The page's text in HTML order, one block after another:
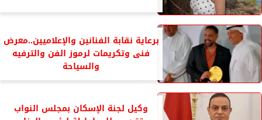
برعاية نقابة الفنانين والإعلاميين..معرض
فنى وتكريمات لرموز الفن والترفيه
والسياحة
وكيل لجنة الإسكان بمجلس النواب